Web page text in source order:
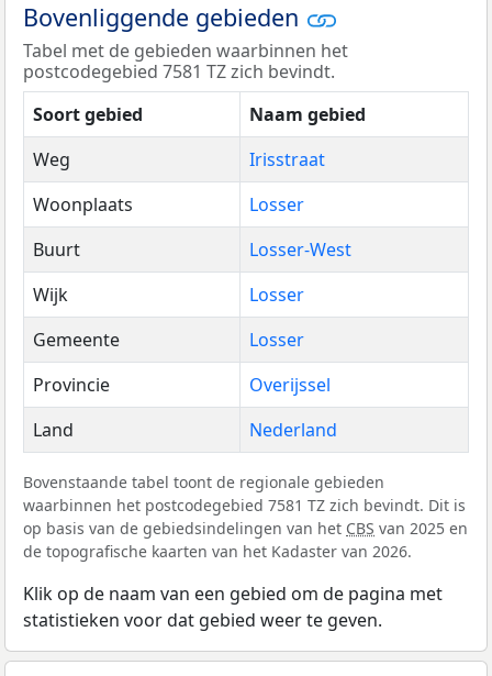
Bovenliggende gebieden
Tabel met de gebieden waarbinnen het
postcodegebied 7581 TZ zich bevindt.
Soort gebied
Naam gebied
Weg
Irisstraat
Woonplaats
Losser
Buurt
Losser-West
Wijk
Losser
Gemeente
Losser
Provincie
Overijssel
Land
Nederland
Bovenstaande tabel toont de regionale gebieden
waarbinnen het postcodegebied 7581 TZ zich bevindt. Dit is
op basis van de gebiedsindelingen van het CBS van 2025 en
de topografische kaarten van het Kadaster van 2026.
Klik op de naam van een gebied om de pagina met
statistieken voor dat gebied weer te geven.